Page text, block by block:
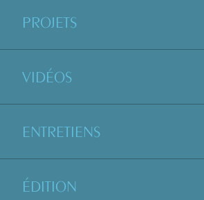
PROJETS
VIDÉOS
ENTRETIENS
ÉDITION